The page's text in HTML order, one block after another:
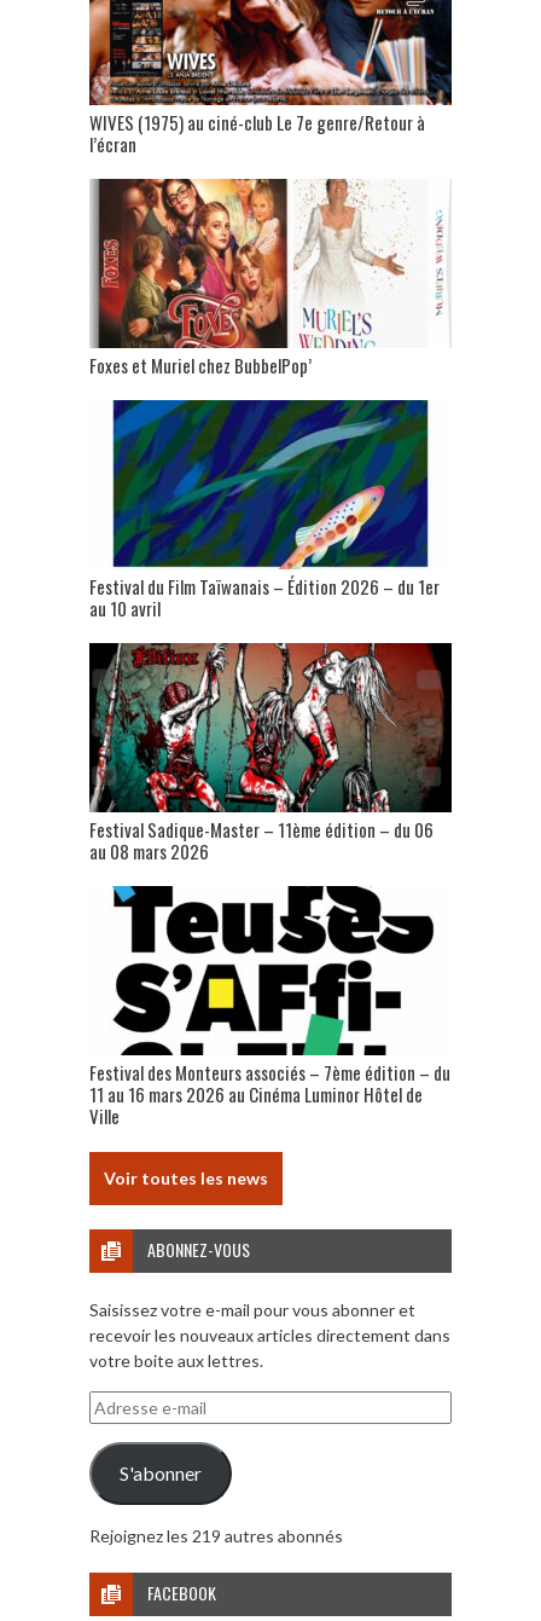
WIVES (1975) au ciné-club Le 7e genre/Retour à
l’écran
Foxes et Muriel chez BubbelPop’
Festival du Film Taïwanais – Édition 2026 – du 1er
au 10 avril
Festival Sadique-Master – 11ème édition – du 06
au 08 mars 2026
Festival des Monteurs associés – 7ème édition – du
11 au 16 mars 2026 au Cinéma Luminor Hôtel de
Ville
Voir toutes les news
ABONNEZ-VOUS
Saisissez votre e-mail pour vous abonner et
recevoir les nouveaux articles directement dans
votre boite aux lettres.
Adresse
e-
mail
S'abonner
Rejoignez les 219 autres abonnés
FACEBOOK